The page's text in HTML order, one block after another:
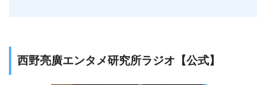
西野亮廣エンタメ研究所ラジオ【公式】